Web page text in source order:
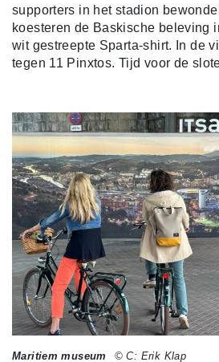
supporters in het stadion
koesteren de Baskische beleving
wit gestreepte Sparta-shirt. In de
tegen 11 Pinxtos. Tijd voor de
Maritiem museum © C: Erik Klap